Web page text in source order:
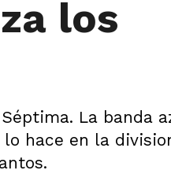
los
La banda
hace en la